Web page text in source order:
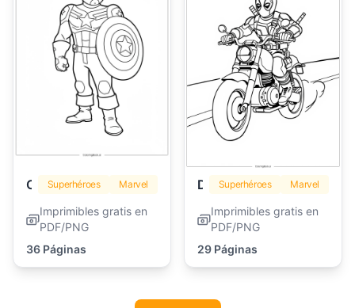
Superhéroes Marvel
Imprimibles gratis en
PDF/PNG
36 Páginas
Superhéroes Marvel
Imprimibles gratis en
PDF/PNG
29 Páginas